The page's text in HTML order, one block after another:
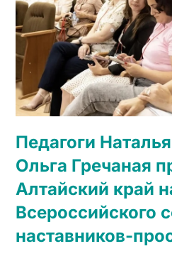
Педагоги
Ольга Гречаная
Алтайский край
Всероссийского
наставников-